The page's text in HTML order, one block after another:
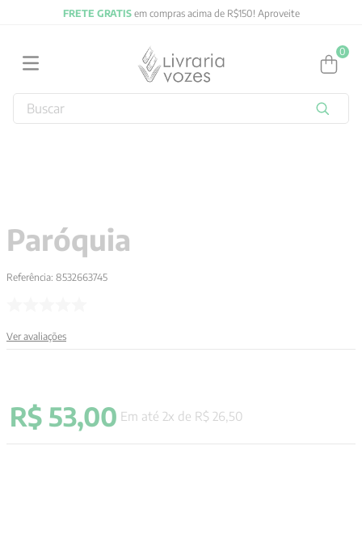
FRETE GRATISem compras acima de R$150! Aproveite
0
Buscar
Paróquia
Referência: 8532663745
Ver avaliações
R$ 53,00 Em até 2x de R$ 26 50
4 º jung
5 pré venda
10 anselm grun